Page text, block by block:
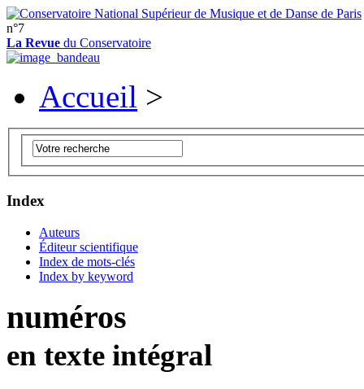
n°7
La Revue du Conservatoire
Accueil >
Index
Auteurs
Éditeur scientifique
Index de mots-clés
Index by keyword
numéros
en texte intégral